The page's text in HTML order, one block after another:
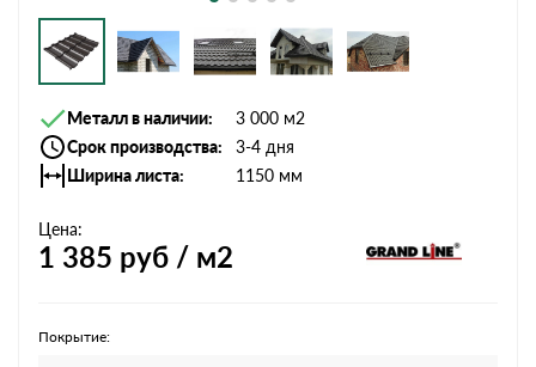
Металл в наличии
3 000 м2
Срок производства
3-4 дня
Ширина листа
1150 мм
Цена:
1 385 руб / м2
Покрытие: